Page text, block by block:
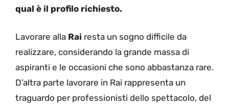
qual è il profilo richiesto.
Lavorare alla Rai resta un sogno difficile da
realizzare, considerando la grande massa di
aspiranti e le occasioni che sono abbastanza rare.
D’altra parte lavorare in Rai rappresenta un
traguardo per professionisti dello spettacolo, del